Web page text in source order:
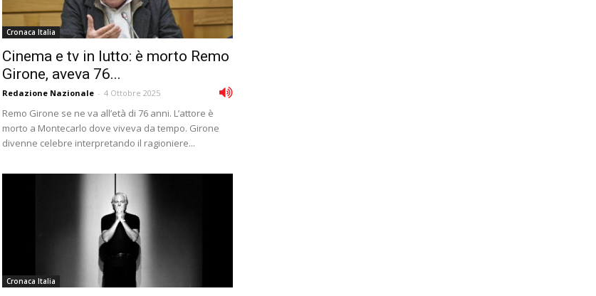
Cronaca Italia
Cinema e tv in lutto: è morto Remo
Girone, aveva 76...
Redazione Nazionale - 4 Ottobre 2025
Remo Girone se ne va all’età di 76 anni. L’attore è
morto a Montecarlo dove viveva da tempo. Girone
divenne celebre interpretando il ragioniere...
Cronaca Italia